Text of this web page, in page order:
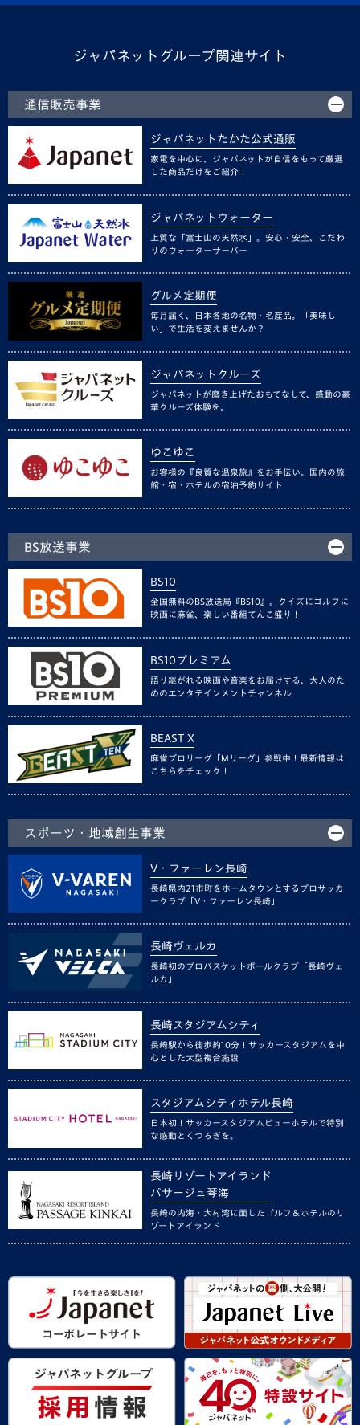
ジャパネットグループ関連サイト
通信販売事業
ジャパネットたかた公式通販
家電を中心に、ジャパネットが自信をもって厳選
した商品だけをご紹介！
ジャパネットウォーター
上質な「富士山の天然水」。安心・安全、こだわ
りのウォーターサーバー
グルメ定期便
毎月届く、日本各地の名物・名産品。「美味し
い」で生活を変えませんか？
ジャパネットクルーズ
ジャパネットが磨き上げたおもてなしで、感動の豪
華クルーズ体験を。
ゆこゆこ
お客様の『良質な温泉旅』をお手伝い。国内の旅
館・宿・ホテルの宿泊予約サイト
BS放送事業
BS10
全国無料のBS放送局『BS10』。クイズにゴルフに
映画に麻雀、楽しい番組てんこ盛り！
BS10プレミアム
語り継がれる映画や音楽をお届けする、大人のた
めのエンタテインメントチャンネル
BEAST X
麻雀プロリーグ「Mリーグ」参戦中！最新情報は
こちらをチェック！
スポーツ・地域創生事業
V・ファーレン長崎
長崎県内21市町をホームタウンとするプロサッカ
ークラブ「V・ファーレン長崎」
長崎ヴェルカ
長崎初のプロバスケットボールクラブ「長崎ヴェ
ルカ」
長崎スタジアムシティ
長崎駅から徒歩約10分！サッカースタジアムを中
心とした大型複合施設
スタジアムシティホテル長崎
日本初！サッカースタジアムビューホテルで特別
な感動とくつろぎを。
長崎リゾートアイランド
パサージュ琴海
長崎の内海・大村湾に面したゴルフ＆ホテルのリ
ゾートアイランド